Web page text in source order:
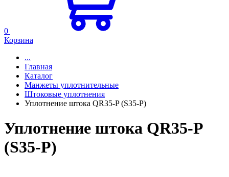
0
Корзина
...
Главная
Каталог
Манжеты уплотнительные
Штоковые уплотнения
Уплотнение штока QR35-P (S35-P)
Уплотнение штока QR35-P
(S35-P)